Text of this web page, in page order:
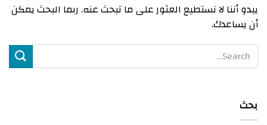
يبدو أننا لا نستطيع العثور على ما تبحث عنه. ربما البحث يمكن
أن يساعدك.
بحث